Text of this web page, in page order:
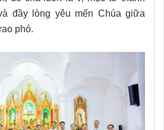
đầy lòng yêu mến Chúa giữa
phó.